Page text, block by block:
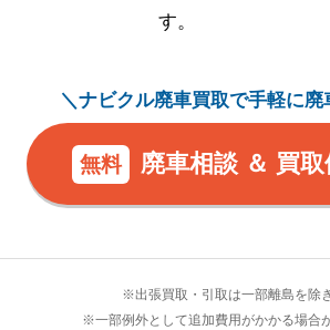
す。
＼ナビクル廃車買取で手軽に廃
無料 廃車相談 ＆ 買
※出張買取・引取は一部離島を除
※一部例外として追加費用がかかる場合